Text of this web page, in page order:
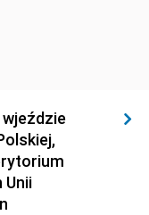
wjeździe
Unii